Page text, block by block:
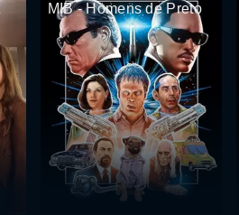
MIB - Homens de Preto